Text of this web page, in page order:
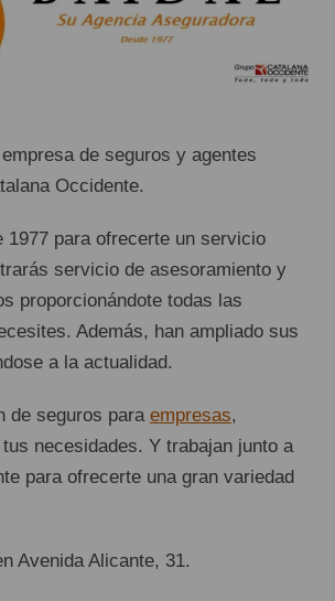
de seguros y agentes
Occidente.
1977 para ofrecerte un servicio
servicio de asesoramiento y
proporcionándote todas las
Además, han ampliado sus
a la actualidad.
de seguros para empresas,
necesidades. Y trabajan junto a
para ofrecerte una gran variedad
Avenida Alicante, 31.